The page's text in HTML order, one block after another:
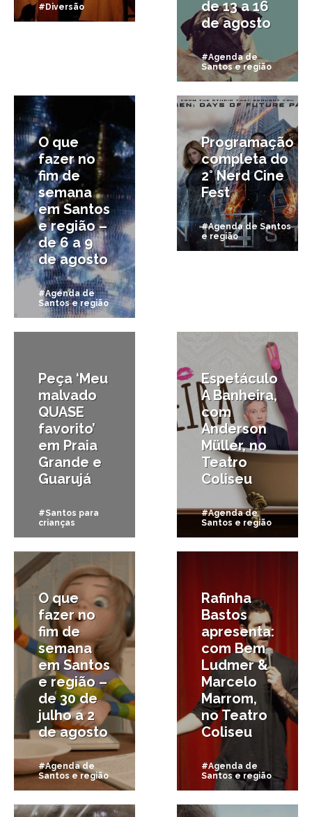
#Diversão
de 13 a 16
de agosto
#Agenda de
Santos e região
O que
fazer no
fim de
semana
em Santos
e região –
de 6 a 9
de agosto
#Agenda de
Santos e região
3/08/2015
Programação
completa do
2° Nerd Cine
Fest
#Agenda de Santos
e região
2/08/2015
Peça ‘Meu
malvado
QUASE
favorito’
em Praia
Grande e
Guarujá
#Santos para
crianças
Espetáculo
A Banheira,
com
Anderson
Müller, no
Teatro
Coliseu
#Agenda de
Santos e região
30/07/2015
O que
fazer no
fim de
semana
em Santos
e região –
de 30 de
julho a 2
de agosto
#Agenda de
Santos e região
30/07/2015
Rafinha
Bastos
apresenta:
com Bem
Ludmer &
Marcelo
Marrom,
no Teatro
Coliseu
#Agenda de
Santos e região
15/07/2015 8/07/2015